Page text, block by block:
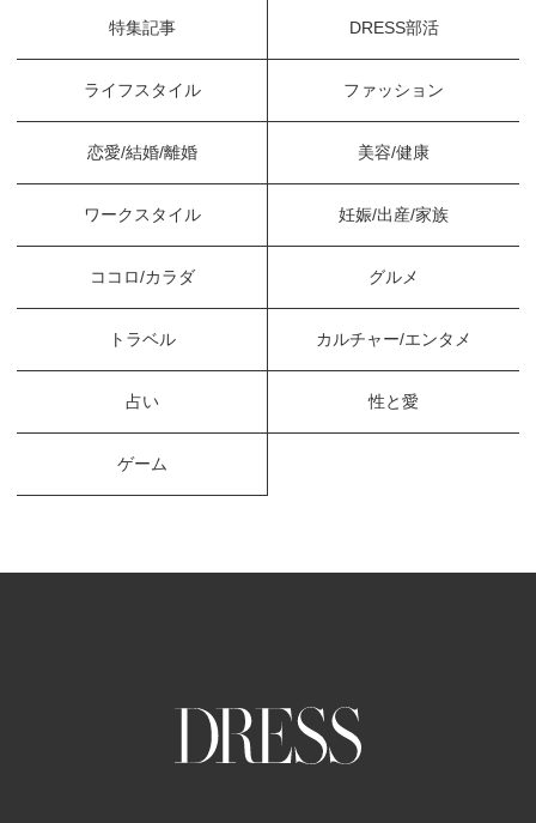
特集記事 DRESS部活
ライフスタイル ファッション
恋愛/結婚/離婚 美容/健康
ワークスタイル 妊娠/出産/家族
ココロ/カラダ グルメ
トラベル カルチャー/エンタメ
占い 性と愛
ゲーム